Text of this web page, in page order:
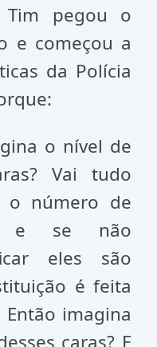
Tim pegou o
e começou a
da Polícia
o nível de
Vai tudo
o número de
e se não
eles são
é feita
imagina
caras? E